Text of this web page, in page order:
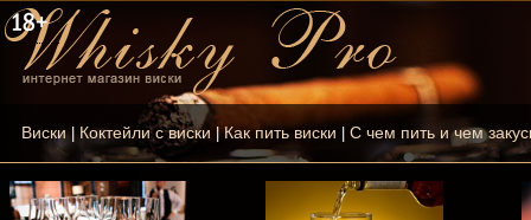
Виски| Коктейли с виски |Как пить виски С чем пить и чем